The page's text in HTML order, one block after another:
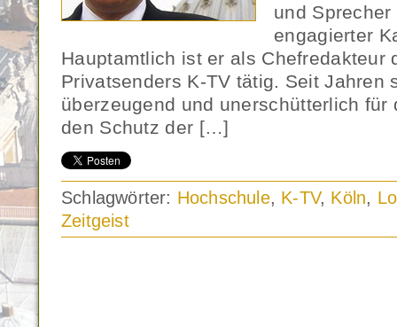
und
engagierter
Hauptamtlich ist er als Chefredakteur
Privatsenders K-TV tätig. Seit Jahren
überzeugend und unerschütterlich für
den Schutz der […]
Schlagwörter: Hochschule, K-TV, Köln,
Zeitgeist